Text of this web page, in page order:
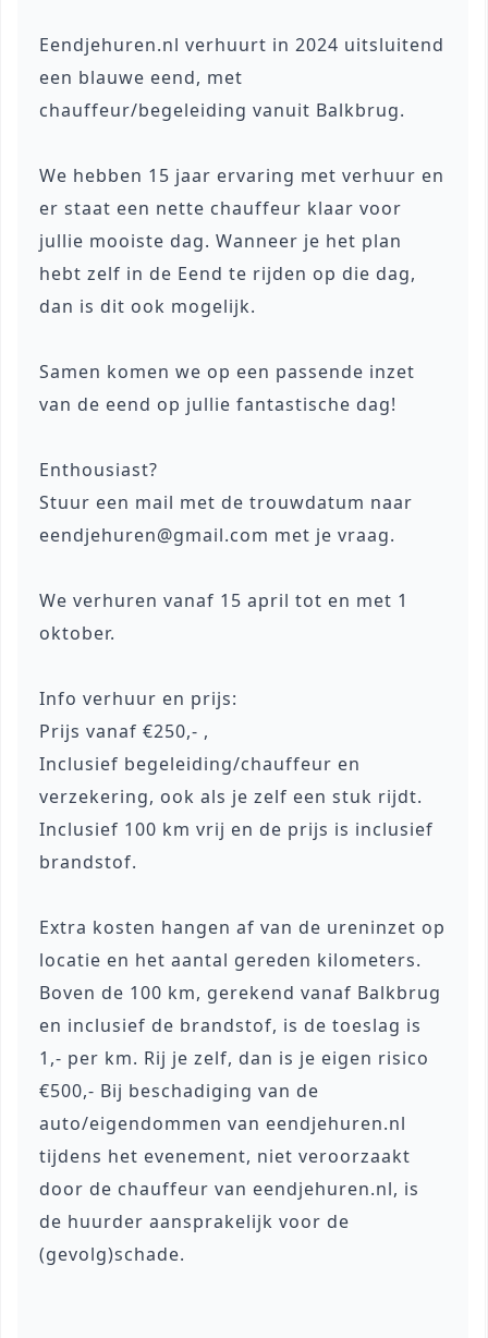
Eendjehuren.nl verhuurt in 2024 uitsluitend
een blauwe eend, met
chauffeur/begeleiding vanuit Balkbrug.
We hebben 15 jaar ervaring met verhuur en
er staat een nette chauffeur klaar voor
jullie mooiste dag. Wanneer je het plan
hebt zelf in de Eend te rijden op die dag,
dan is dit ook mogelijk.
Samen komen we op een passende inzet
van de eend op jullie fantastische dag!
Enthousiast?
Stuur een mail met de trouwdatum naar
eendjehuren@gmail.com met je vraag.
We verhuren vanaf 15 april tot en met 1
oktober.
Info verhuur en prijs:
Prijs vanaf €250,- ,
Inclusief begeleiding/chauffeur en
verzekering, ook als je zelf een stuk rijdt.
Inclusief 100 km vrij en de prijs is inclusief
brandstof.
Extra kosten hangen af van de ureninzet op
locatie en het aantal gereden kilometers.
Boven de 100 km, gerekend vanaf Balkbrug
en inclusief de brandstof, is de toeslag is
1,- per km. Rij je zelf, dan is je eigen risico
€500,- Bij beschadiging van de
auto/eigendommen van eendjehuren.nl
tijdens het evenement, niet veroorzaakt
door de chauffeur van eendjehuren.nl, is
de huurder aansprakelijk voor de
(gevolg)schade.